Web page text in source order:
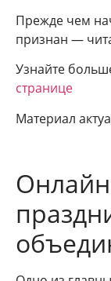
Прежде чем
признан —
Узнайте
странице
Материал